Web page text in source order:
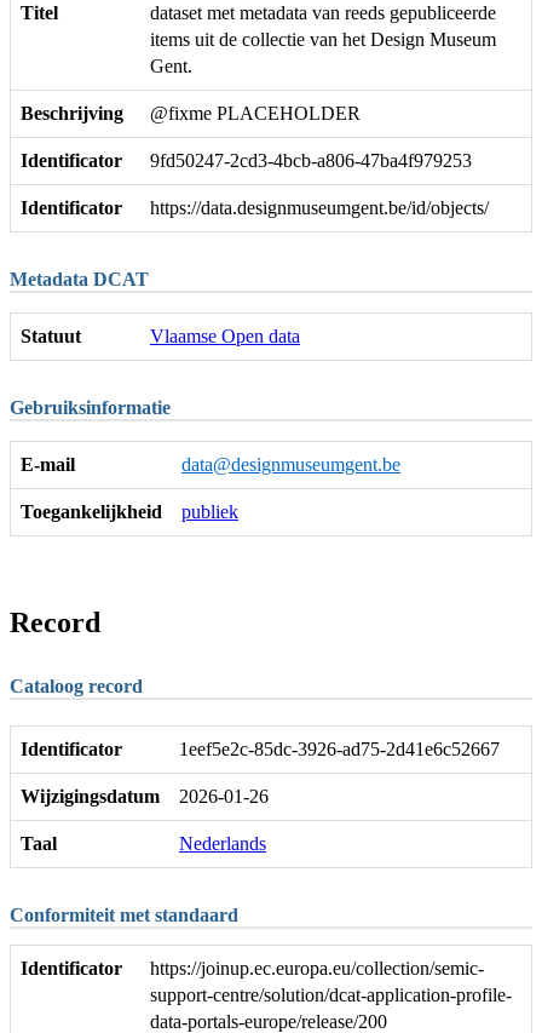
Titel
dataset met metadata van reeds gepubliceerde
items uit de collectie van het Design Museum
Gent.
Beschrijving @fixme PLACEHOLDER
Identificator 9fd50247-2cd3-4bcb-a806-47ba4f979253
Identificator https://data.designmuseumgent.be/id/objects/
Metadata DCAT
Statuut Vlaamse Open data
Gebruiksinformatie
E-mail data@designmuseumgent.be
Toegankelijkheid publiek
Record
Cataloog record
Identificator 1eef5e2c-85dc-3926-ad75-2d41e6c52667
Wijzigingsdatum 2026-01-26
Taal Nederlands
Conformiteit met standaard
Identificator
https://joinup.ec.europa.eu/collection/semic-
support-centre/solution/dcat-application-profile-
data-portals-europe/release/200